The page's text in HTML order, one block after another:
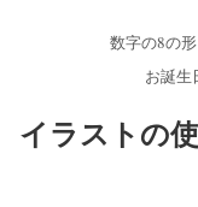
数字の8の
お誕生
イラストの